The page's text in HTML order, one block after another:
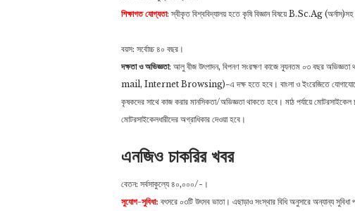
শিক্ষাগত যোগ্যতা: স্বীকৃত বিশ্ববিদ্যালয় হতে কৃষি বিজ্ঞান বিষয়ে B.Sc.Ag
বয়স: সর্বোচ্চ ৪০ বছর।
দক্ষতা ও অভিজ্ঞতা: আলু বীজ উৎপাদন, বিপনণ সংরক্ষণ কাজে ন্যূনতম ০৩ বছর
mail, Internet Browsing)-এ দক্ষ হতে হবে। বাংলা ও ইংরেজিতে যোগাযোগের
কৃষকদের সাথে কাজ করার মানসিকতা/অভিজ্ঞতা থাকতে হবে। মাঠ পর্যায়ে মোটরসাইকেল
মোটরসাইকেলধারীদের অগ্রাধিকার দেওয়া হবে।
এনজিও চাকরির খবর
বেতন: সর্বসাকুল্যে ৪০,০০০/-।
সুযোগ-সুবিধা: বৎসরে ০৩টি উৎসব ভাতা। এছাড়াও সংস্থার বিধি অনুসারে অন্যান্য সুবিধা